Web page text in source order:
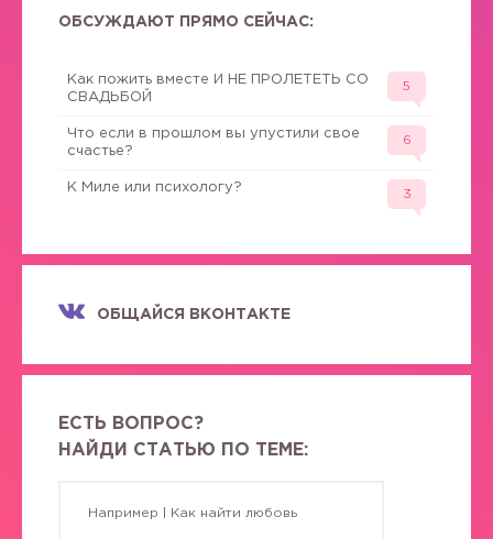
ОБСУЖДАЮТ ПРЯМО СЕЙЧАС:
Как пожить вместе И НЕ ПРОЛЕТЕТЬ СО
СВАДЬБОЙ
5
Что если в прошлом вы упустили свое
счастье?
6
К Миле или психологу?
3
ОБЩАЙСЯ ВКОНТАКТЕ
ЕСТЬ ВОПРОС?
НАЙДИ СТАТЬЮ ПО ТЕМЕ: